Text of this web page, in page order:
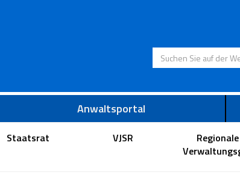
Suchen Sie auf
Anwaltsportal
Staatsrat VJSR
Regionale